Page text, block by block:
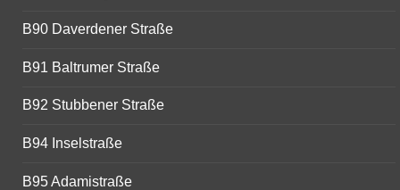
B90 Daverdener Straße
B91 Baltrumer Straße
B92 Stubbener Straße
B94 Inselstraße
B95 Adamistraße